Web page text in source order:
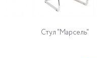
Стул "Марсель"